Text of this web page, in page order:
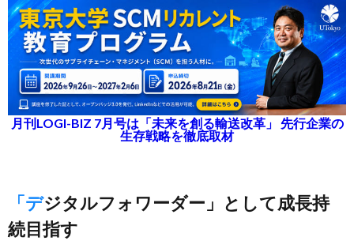
月刊LOGI-BIZ 7月号は「未来を創る輸送改革」 先行企業の
生存戦略を徹底取材
「デジタルフォワーダー」として成長持
続目指す